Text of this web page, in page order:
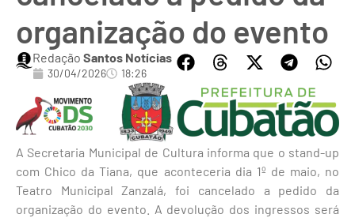
organização do evento
Redação Santos Notícias
30/04/2026 18:26
A Secretaria Municipal de Cultura informa que o stand-up
com Chico da Tiana, que aconteceria dia 1º de maio, no
Teatro Municipal Zanzalá, foi cancelado a pedido da
organização do evento. A devolução dos ingressos será